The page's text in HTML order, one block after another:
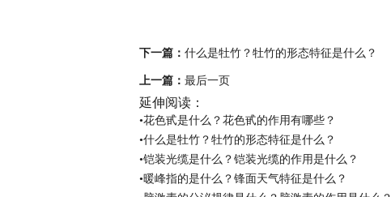
下一篇： 什么是牡竹？牡竹的形态特征是什么？
上一篇： 最后一页
延伸阅读：
•花色甙是什么？花色甙的作用有哪些？
•什么是牡竹？牡竹的形态特征是什么？
•铠装光缆是什么？铠装光缆的作用是什么？
•暖峰指的是什么？锋面天气特征是什么？